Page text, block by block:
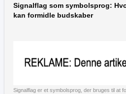
Signalflag som symbolsprog:
kan formidle budskaber
Signalflag er et symbolsprog, der bruges til at